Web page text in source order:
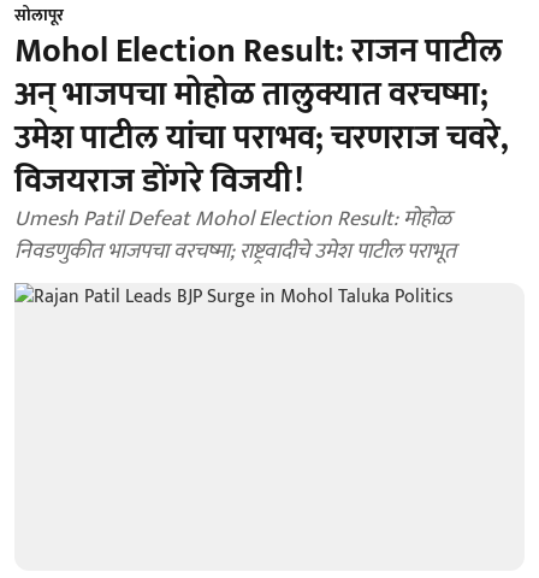
सोलापूर
Mohol Election Result: राजन पाटील
अन् भाजपचा मोहोळ तालुक्यात वरचष्मा;
उमेश पाटील यांचा पराभव; चरणराज चवरे,
विजयराज डोंगरे विजयी!
Umesh Patil Defeat Mohol Election Result: मोहोळ
निवडणुकीत भाजपचा वरचष्मा; राष्ट्रवादीचे उमेश पाटील पराभूत